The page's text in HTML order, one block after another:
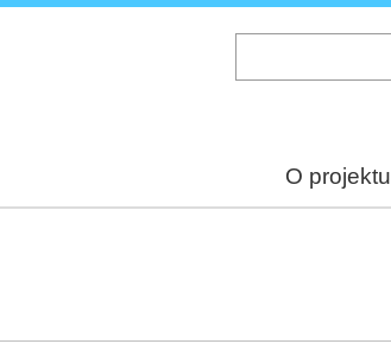
O projektu